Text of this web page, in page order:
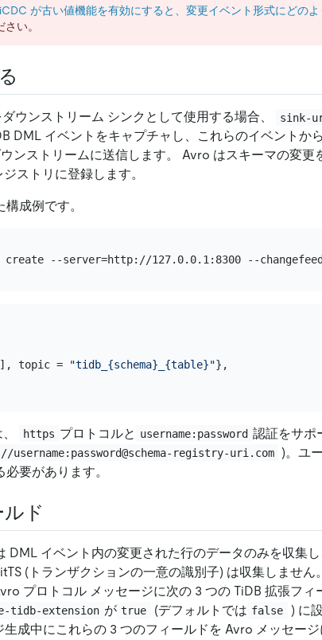
が古い値機能を有効にすると、変更イベント形式にどのよ
い。
ウンストリーム シンクとして使用する場合、 sink-
DML イベントをキャプチャし、これらのイベントか
ンストリームに送信します。 Avro はスキーマの変更
ストリに登録します。
成例です。
create --server=http://127.0.0.1:8300 --
], topic = "tidb_{schema}_{table}"},
https プロトコルと username:password 認証をサポ
registry-uri.com )。ユ
要があります。
ド
DML イベント内の変更された行のデータのみを収集
(トランザクションの一意の識別子) は収集しません
プロトコル メッセージに次の 3 つの TiDB 拡張フィ
tidb-extension が true (デフォルトでは false
) に
成中にこれらの 3 つのフィールドを Avro メッセージ